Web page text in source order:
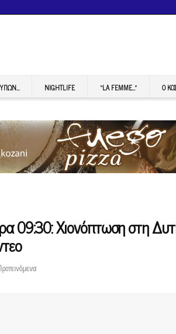
NIGHTLIFE “LA FEMME…” Ο
09:30: Χιονόπτωση στη